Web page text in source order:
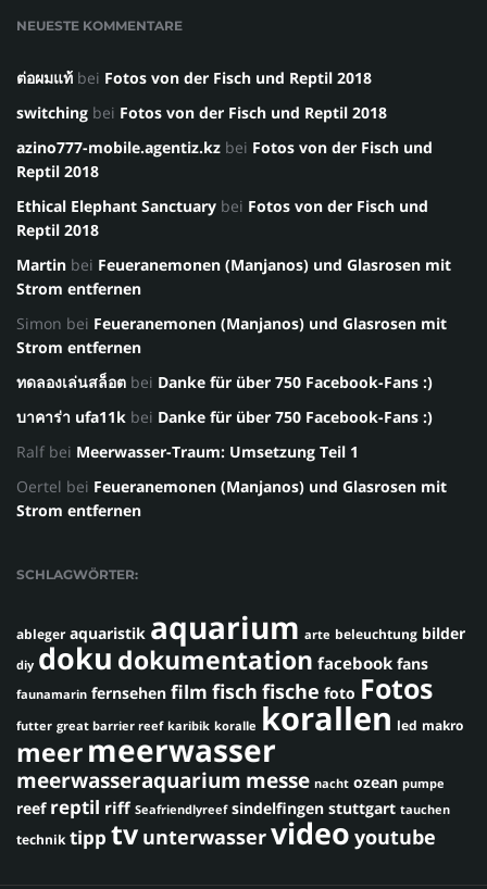
NEUESTE KOMMENTARE
ต่อผมแท้ bei Fotos von der Fisch und Reptil 2018
switching bei Fotos von der Fisch und Reptil 2018
azino777-mobile.agentiz.kz bei Fotos von der Fisch und
Reptil 2018
Ethical Elephant Sanctuary bei Fotos von der Fisch und
Reptil 2018
Martin bei Feueranemonen (Manjanos) und Glasrosen mit
Strom entfernen
Simon bei Feueranemonen (Manjanos) und Glasrosen mit
Strom entfernen
ทดลองเล่นสล็อต bei Danke für über 750 Facebook-Fans :)
บาคาร่า ufa11k bei Danke für über 750 Facebook-Fans :)
Ralf bei Meerwasser-Traum: Umsetzung Teil 1
Oertel bei Feueranemonen (Manjanos) und Glasrosen mit
Strom entfernen
SCHLAGWÖRTER:
ableger aquaristik aquarium arte beleuchtung bilder
diy doku dokumentation facebook fans
faunamarin fernsehen film fisch fische foto Fotos
futter great barrier reef karibik koralle korallen led makro
meermeerwasser
meerwasseraquarium messe nacht ozean pumpe
reef reptil riff Seafriendlyreef sindelfingen stuttgart tauchen
technik tipp tv unterwasservideo youtube